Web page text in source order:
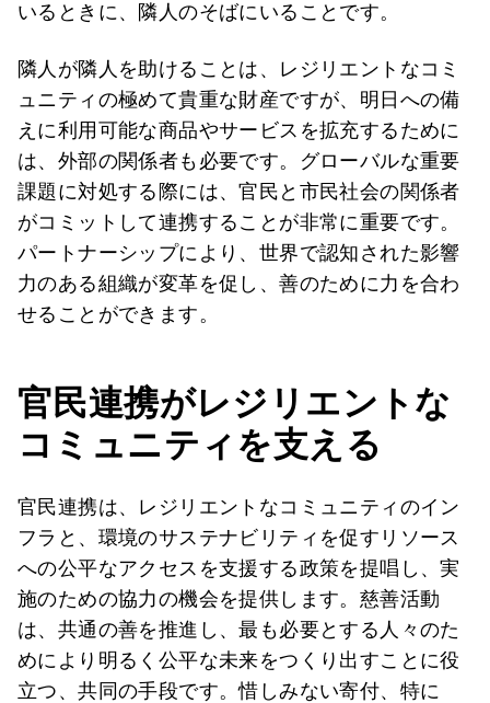
いるときに、隣人のそばにいることです。
隣人が隣人を助けることは、レジリエントなコミ
ュニティの極めて貴重な財産ですが、明日への備
えに利用可能な商品やサービスを拡充するために
は、外部の関係者も必要です。グローバルな重要
課題に対処する際には、官民と市民社会の関係者
がコミットして連携することが非常に重要です。
パートナーシップにより、世界で認知された影響
力のある組織が変革を促し、善のために力を合わ
せることができます。
官民連携がレジリエントな
コミュニティを支える
官民連携は、レジリエントなコミュニティのイン
フラと、環境のサステナビリティを促すリソース
への公平なアクセスを支援する政策を提唱し、実
施のための協力の機会を提供します。慈善活動
は、共通の善を推進し、最も必要とする人々のた
めにより明るく公平な未来をつくり出すことに役
立つ、共同の手段です。惜しみない寄付、特に